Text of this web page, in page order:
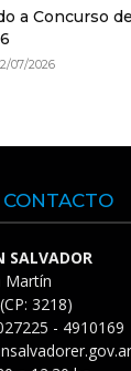
a Concurso
07/2026
SALVADOR
Martín
3218)
- 4910169